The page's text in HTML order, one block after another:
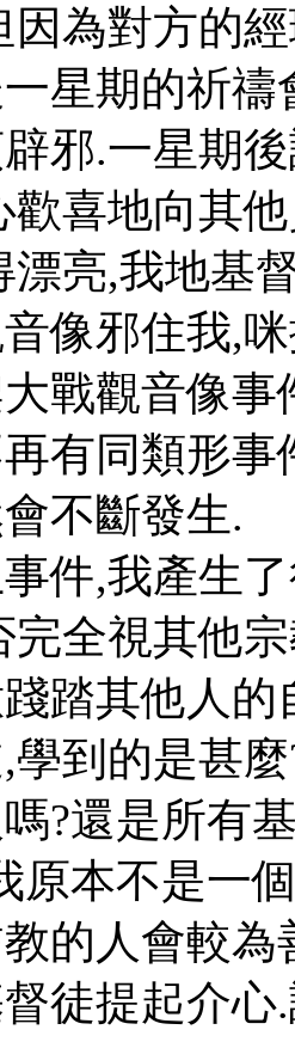
因為對方的
星期的祈
邪.一星期
歡喜地向其
漂亮,我地基
像邪住我,
戰觀音像
有同類形事
不斷發生.
件,我產生
完全視其他
踏其他人的
學到的是甚
?還是所有
原本不是一
的人會較
徒提起介